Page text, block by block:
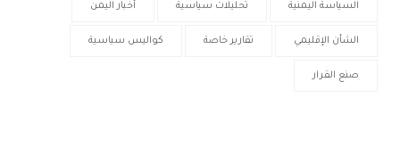
السياسة اليمنية تحليلات سياسية أخبار اليمن
الشأن الإقليمي تقارير خاصة كواليس سياسية
صنع القرار